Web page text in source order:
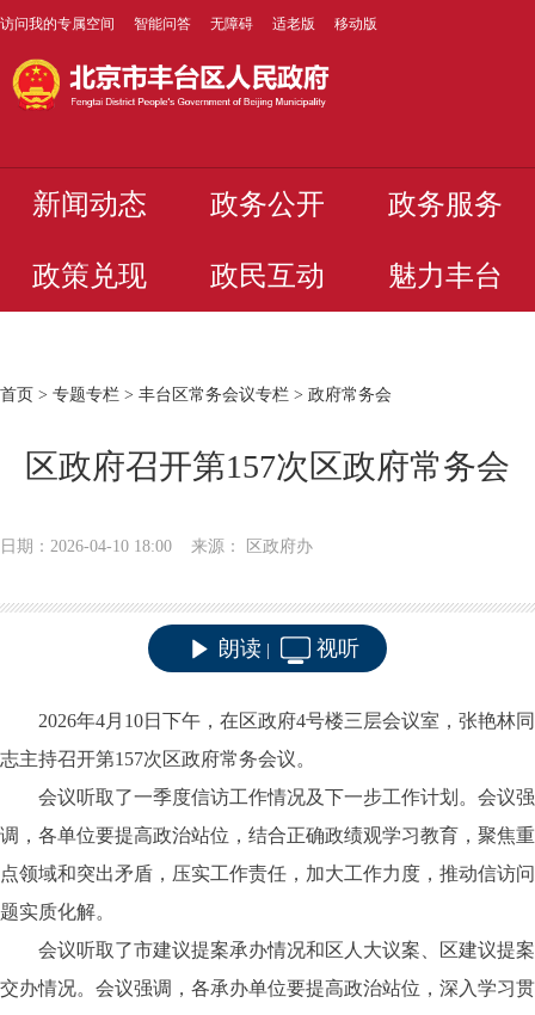
访问我的专属空间 智能问答 无障碍 适老版 移动版
新闻动态 政务公开 政务服务
政策兑现 政民互动 魅力丰台
首页 > 专题专栏 > 丰台区常务会议专栏 > 政府常务会
区政府召开第157次区政府常务会
日期：2026-04-10 18:00 来源： 区政府办
朗读 视听
2026年4月 10日下午，在区政府4号楼三层会议室，张艳林同
志主持召开第157次区政府常务会议。
会议听取了一季度信访工作情况及下一步工作计划 。会议强
调，各单位要提高政治站位，结合正确政绩观学习教育，聚焦重
点领域和突出矛盾，压实工作责任，加大工作力度，推动信访问
题实质化解。
会议听取了市建议提案承办情况和区人大议案、区建议提案
交办情况。会议强调，各承办单位要提高政治站位，深入学习贯